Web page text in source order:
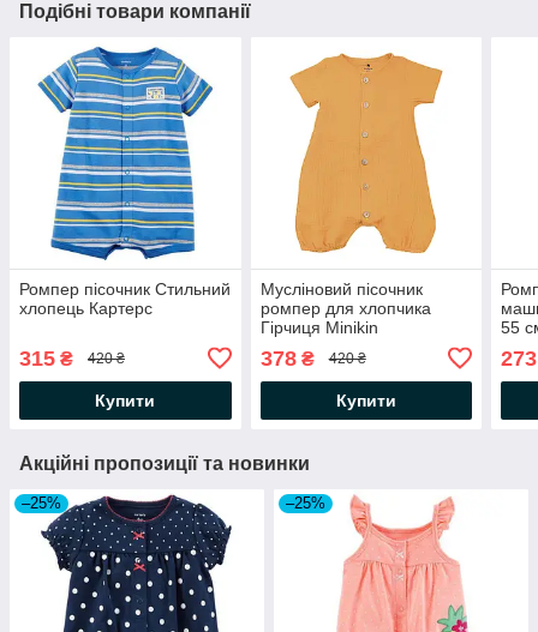
Подібні товари компанії
Ромпер пісочник Стильний
хлопець Картерс
315 ₴ 420 ₴
Купити
Мусліновий пісочник
ромпер для хлопчика
Гірчиця Minikin
378₴ 420 ₴
Купити
55
273
Акційні пропозиції та новинки
–25% –25%